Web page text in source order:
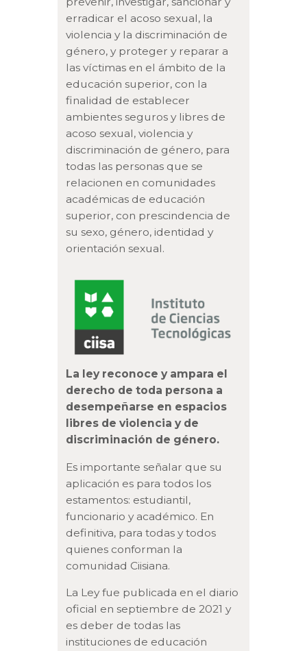
erradicar el acoso sexual, la
violencia y la discriminación de
género, y proteger y reparar a
las víctimas en el ámbito de la
educación superior, con la
finalidad de establecer
ambientes seguros y libres de
acoso sexual, violencia y
discriminación de género, para
todas las personas que se
relacionen en comunidades
académicas de educación
superior, con prescindencia de
su sexo, género, identidad y
orientación sexual.
La ley reconoce y ampara el
derecho de toda persona a
desempeñarse en espacios
libres de violencia y de
discriminación de género.
Es importante señalar que su
aplicación es para todos los
estamentos: estudiantil,
funcionario y académico. En
definitiva, para todas y todos
quienes conforman la
comunidad Ciisiana.
La Ley fue publicada en el diario
oficial en septiembre de 2021 y
es deber de todas las
instituciones de educación